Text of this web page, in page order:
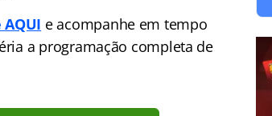
e acompanhe em tempo
a programação completa de